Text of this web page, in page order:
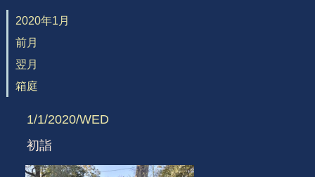
2020年1月
前月
翌月
箱庭
1/1/2020/WED
初詣